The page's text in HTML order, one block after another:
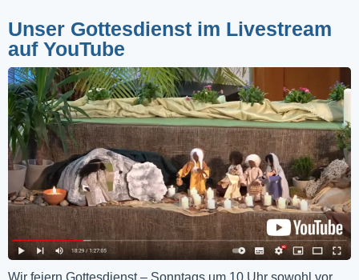
Unser Gottesdienst im Livestream
auf YouTube
Wir feiern Gottesdienst – Sonntags um 10 Uhr sowohl vor